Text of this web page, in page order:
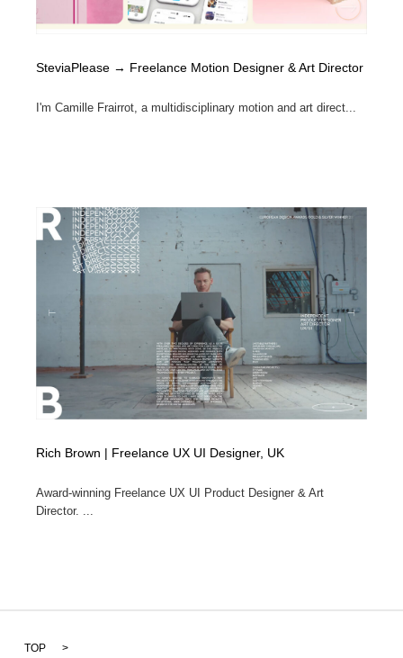
SteviaPlease → Freelance Motion Designer & Art Director
I'm Camille Frairrot, a multidisciplinary motion and art direct...
Rich Brown | Freelance UX UI Designer, UK
Award-winning Freelance UX UI Product Designer & Art
Director. ...
TOP >